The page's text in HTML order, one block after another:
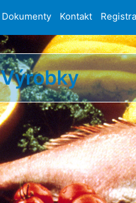
Dokumenty Kontakt
Výrobky